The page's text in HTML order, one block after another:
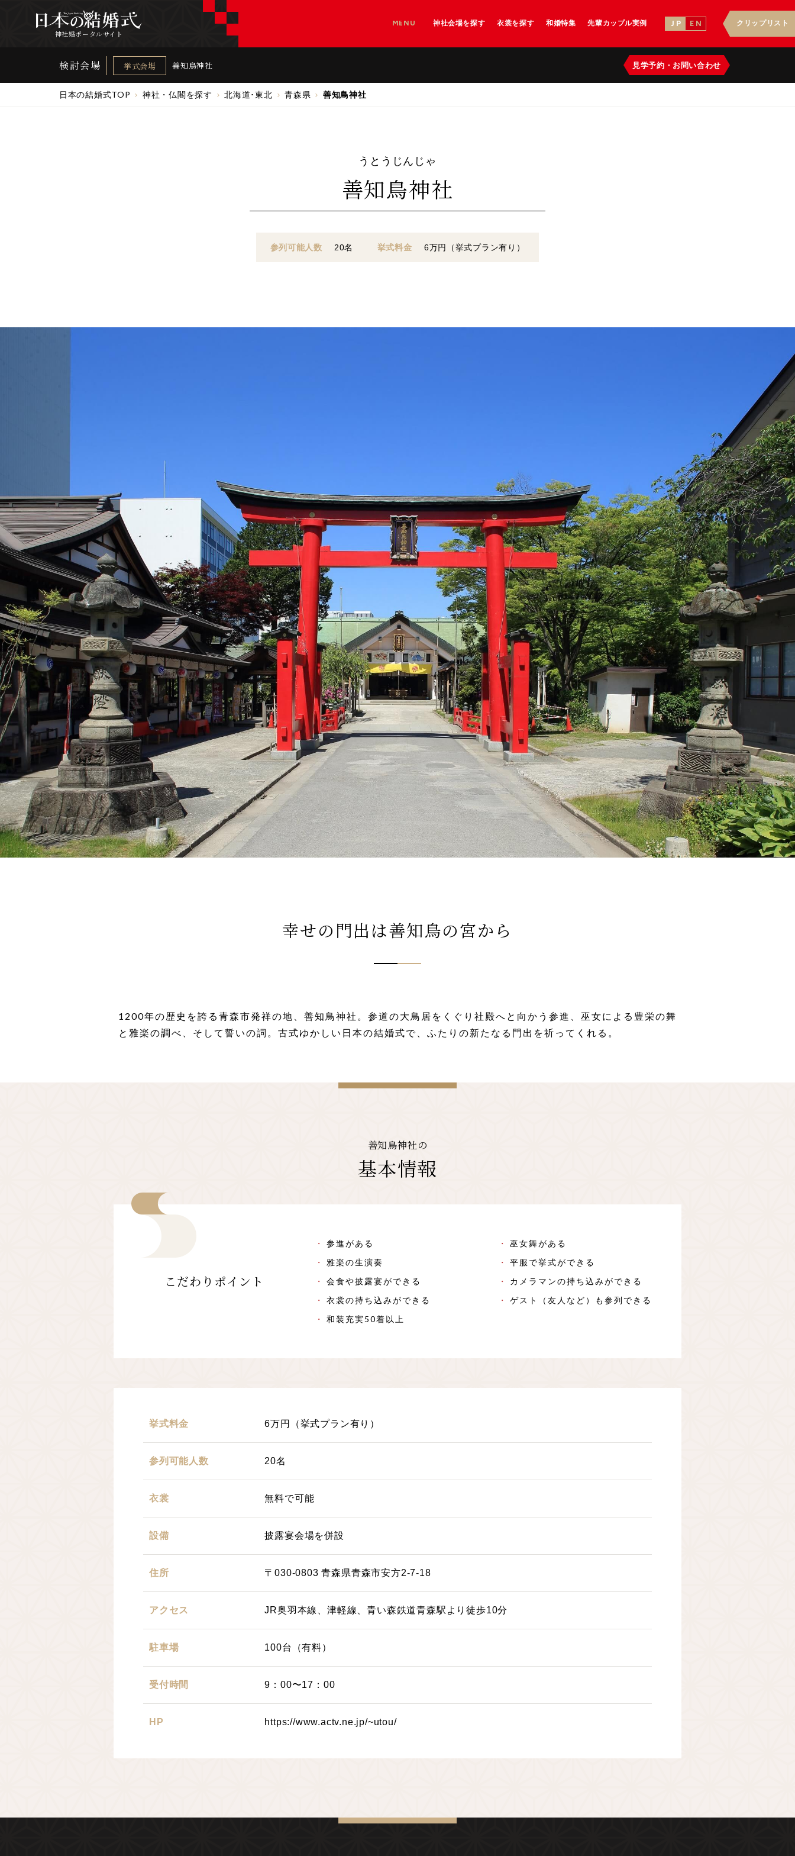
神社婚ポータルサイト
MENU 神社会場を探す 衣裳を探す 和婚特集 先輩カップル実例 J P E N クリップリスト
検討会場 挙式会場 善知鳥神社 見学予約 ・ お問い合わせ
日本の結婚式TOP 神社・仏閣を探す 北海道･東北 青森県 善知鳥神社
うとうじんじゃ
善知鳥神社
参列可能人数 20名 挙式料金 6万円（挙式プラン有り）
幸せの門出は善知鳥の宮から
1200年の歴史を誇る青森市発祥の地、善知鳥神社。参道の大鳥居をくぐり社殿へと向かう参進、巫女による豊栄の舞
と雅楽の調べ、そして誓いの詞。古式ゆかしい日本の結婚式で、ふたりの新たなる門出を祈ってくれる。
善知鳥神社の
基本情報
こだわりポイント
参進がある
巫女舞がある
雅楽の生演奏
平服で挙式ができる
会食や披露宴ができる
カメラマンの持ち込みができる
衣裳の持ち込みができる
ゲスト（友人など）も参列できる
和装充実50着以上
挙式料金 6万円（挙式プラン有り）
参列可能人数 20名
衣裳 無料で可能
設備 披露宴会場を併設
住所 〒030-0803 青森県青森市安方2-7-18
アクセス JR奥羽本線、津軽線、青い森鉄道青森駅より徒歩10分
駐車場 100台（有料）
受付時間 9：00〜17：00
HP https://www.actv.ne.jp/~utou/